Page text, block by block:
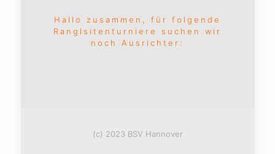
Hallo zusammen, für folgende
Ranglsitenturniere suchen wir
noch Ausrichter:
(c) 2023 BSV Hannover